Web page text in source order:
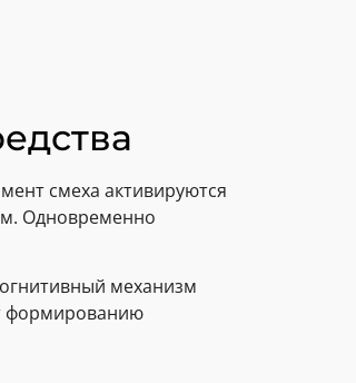
смеха активируются
Одновременно
механизм
формированию